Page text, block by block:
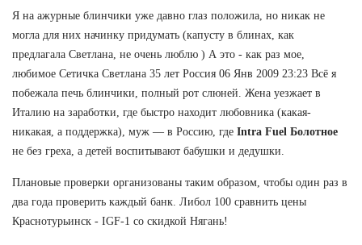
Я на ажурные блинчики уже давно глаз положила, но никак не
могла для них начинку придумать (капусту в блинах, как
предлагала Светлана, не очень люблю ) А это - как раз мое,
любимое Сетичка Светлана 35 лет Россия 06 Янв 2009 23:23 Всё я
побежала печь блинчики, полный рот слюней. Жена уезжает в
Италию на заработки, где быстро находит любовника (какая-
никакая, а поддержка), муж — в Россию, где Intra Fuel Болотное
не без греха, а детей воспитывают бабушки и дедушки.
Плановые проверки организованы таким образом, чтобы один раз в
два года проверить каждый банк. Либол 100 сравнить цены
Краснотурьинск - IGF-1 со скидкой Нягань!